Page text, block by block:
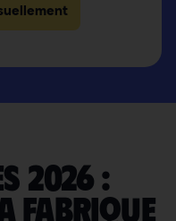
2026 :
fabrique